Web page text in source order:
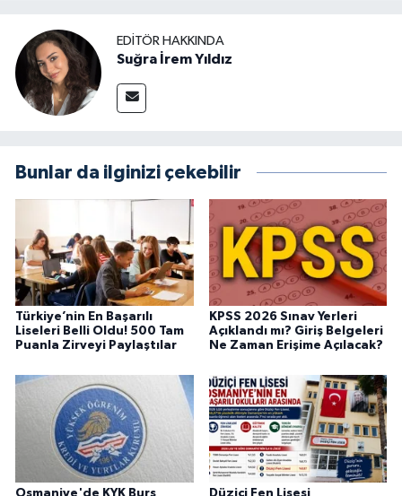
EDITÖR HAKKINDA
Suğra İrem Yıldız
Bunlar da ilginizi çekebilir
Türkiye’nin En Başarılı
Liseleri Belli Oldu! 500 Tam
Puanla Zirveyi Paylaştılar
KPSS 2026 Sınav Yerleri
Açıklandı mı? Giriş Belgeleri
Ne Zaman Erişime Açılacak?
Osmaniye'de KYK Burs Düziçi Fen Lisesi